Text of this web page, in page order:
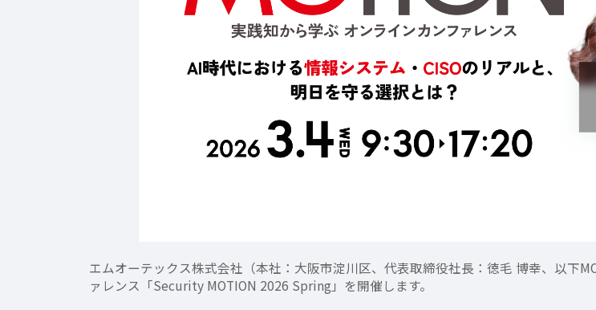
エムオーテックス株式会社（本社：大阪市淀川区、代表取締役社長：徳毛 博幸、以下
ァレンス「Security MOTION 2026 Spring」を開催します。